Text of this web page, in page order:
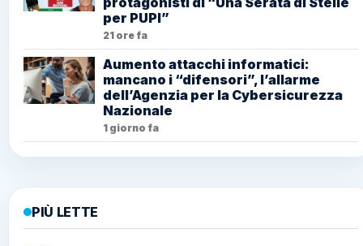
per PUPI”
21 ore fa
Aumento attacchi informatici:
mancano i “difensori”, l’allarme
dell’Agenzia per la Cybersicurezza
Nazionale
1 giorno fa
PIÙ LETTE